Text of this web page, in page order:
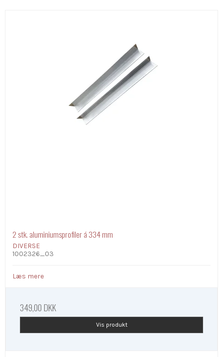
2 stk. aluminiumsprofiler á 334 mm
DIVERSE
1002326_03
Læs mere
349,00 DKK
Vis produkt